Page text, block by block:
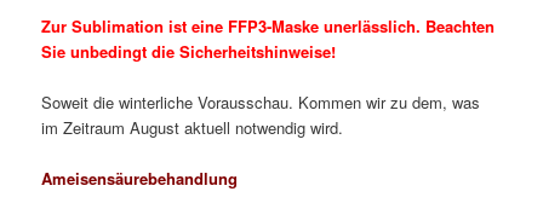
Zur Sublimation ist eine FFP3-Maske unerlässlich. Beachten
Sie unbedingt die Sicherheitshinweise!
Soweit die winterliche Vorausschau. Kommen wir zu dem, was
im Zeitraum August aktuell notwendig wird.
Ameisensäurebehandlung